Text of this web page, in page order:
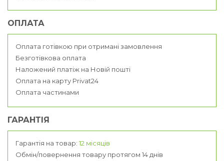
ОПЛАТА
Оплата готівкою при отримані замовлення
Безготівкова оплата
Наложений платіж на Новій пошті
Оплата на карту Privat24
Оплата частинами
ГАРАНТІЯ
Гарантія на товар: 12 місяців
Обмін/повернення товару протягом 14 днів